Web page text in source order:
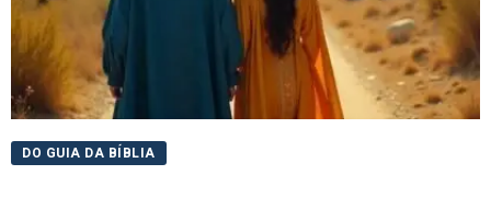
DO GUIA DA BÍBLIA